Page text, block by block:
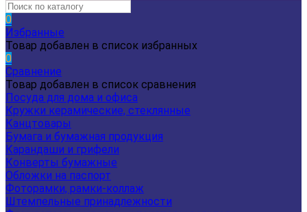
0
Избранные
Товар добавлен в список избранных
0
Сравнение
Товар добавлен в список сравнения
Посуда для дома и офиса
Кружки керамические, стеклянные
Канцтовары
Бумага и бумажная продукция
Карандаши и грифели
Конверты бумажные
Обложки на паспорт
Фоторамки, рамки-коллаж
Штемпельные принадлежности